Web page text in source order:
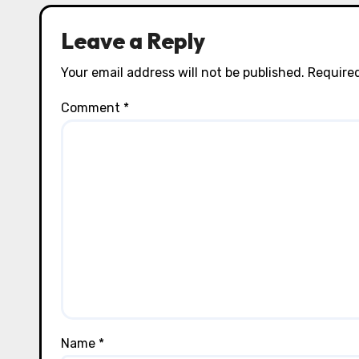
Leave a Reply
Your email address will not be published.
Comment *
Name *